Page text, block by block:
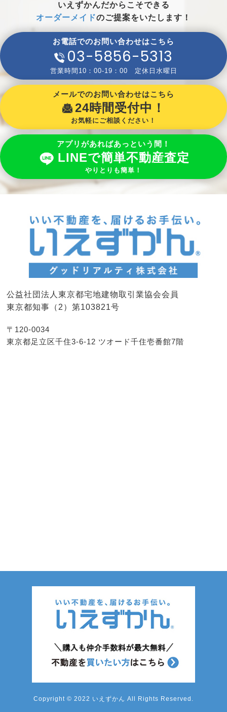
いえずかんだからこそできる
オーダーメイドのご提案をいたします！
お電話でのお問い合わせはこちら
03-5856-5313
営業時間10：00-19：00 定休日水曜日
メールでのお問い合わせはこちら
24時間受付中！
お気軽にご相談ください！
アプリがあればあっという間！
LINEで簡単不動産査定
やりとりも簡単！
公益社団法人東京都宅地建物取引業協会会員
東京都知事（2）第103821号
〒120-0034
東京都足立区千住3-6-12 ツオード千住壱番館7階
Copyright © 2022 いえずかん All Rights Reserved.